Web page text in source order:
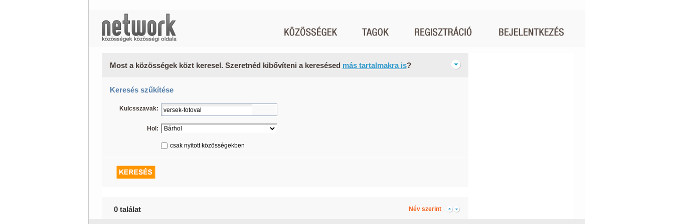
Most a közösségek közt keresel. Szeretnéd kibővíteni a keresésed más tartalmakra is?
Keresés szűkítése
Kulcsszavak:
Hol:
csak nyitott közösségekben
0 találat Név szerint